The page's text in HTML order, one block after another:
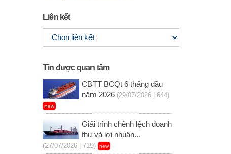
Liên kết
Tin được quan tâm
CBTT BCQt 6 tháng đầu
năm 2026 (29/07/2026 | 644)
new
Giải trình chênh lệch doanh
thu và lợi nhuận...
(27/07/2026 | 719) new